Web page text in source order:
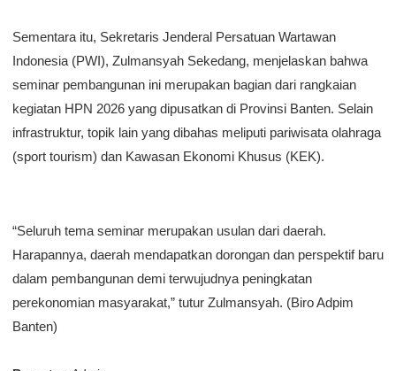
​Sementara itu, Sekretaris Jenderal Persatuan Wartawan
Indonesia (PWI), Zulmansyah Sekedang, menjelaskan bahwa
seminar pembangunan ini merupakan bagian dari rangkaian
kegiatan HPN 2026 yang dipusatkan di Provinsi Banten. Selain
infrastruktur, topik lain yang dibahas meliputi pariwisata olahraga
(sport tourism) dan Kawasan Ekonomi Khusus (KEK).
​“Seluruh tema seminar merupakan usulan dari daerah.
Harapannya, daerah mendapatkan dorongan dan perspektif baru
dalam pembangunan demi terwujudnya peningkatan
perekonomian masyarakat,” tutur Zulmansyah. (Biro Adpim
Banten)